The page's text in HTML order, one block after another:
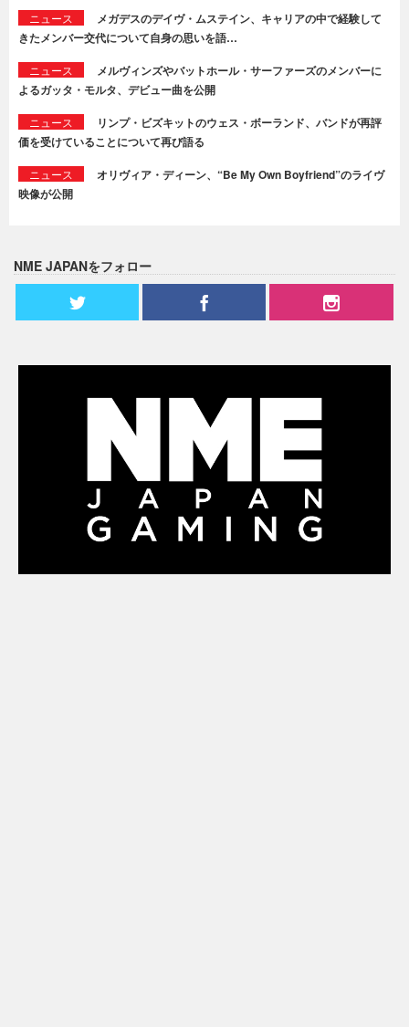
ニュース
メガデスのデイヴ・ムステイン、キャリアの中で経験して
きたメンバー交代について自身の思いを語…
ニュース
メルヴィンズやバットホール・サーファーズのメンバーに
よるガッタ・モルタ、デビュー曲を公開
ニュース
リンプ・ビズキットのウェス・ボーランド、バンドが再評
価を受けていることについて再び語る
ニュース
オリヴィア・ディーン、“Be My Own Boyfriend”のライヴ
映像が公開
NME JAPANをフォロー